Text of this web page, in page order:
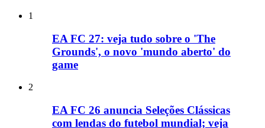
1
EA FC 27: veja tudo sobre o 'The
Grounds', o novo 'mundo aberto' do
game
2
EA FC 26 anuncia Seleções Clássicas
com lendas do futebol mundial; veja